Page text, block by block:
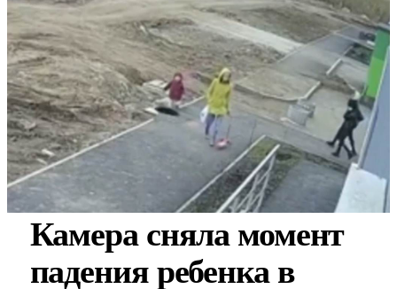
Камера сняла момент
падения ребенка в